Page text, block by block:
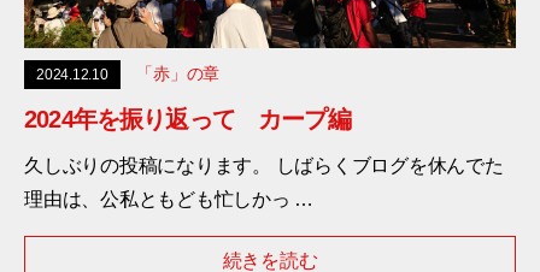
2024.12.10 「赤」の章
2024年を振り返って カープ編
久しぶりの投稿になります。 しばらくブログを休んでた
理由は、公私ともども忙しかっ …
続きを読む